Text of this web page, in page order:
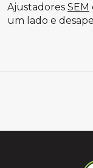
Ajustadores SEM
um lado e